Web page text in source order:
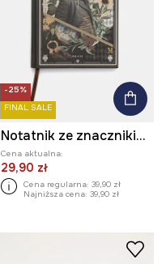
-25%
FINAL SALE
Notatnik ze znacznikiem
Cena aktualna:
29,90 zł
Cena regularna: 39,90 zł
Najniższa cena: 39,90 zł